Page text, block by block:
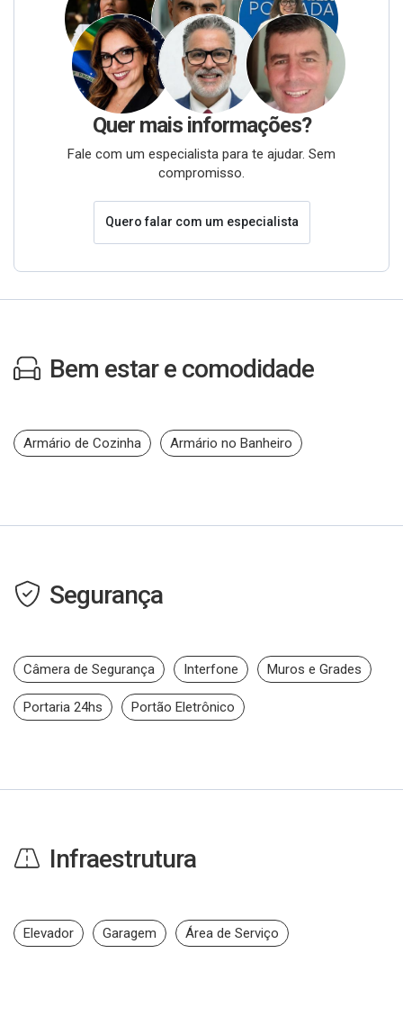
Quer mais informações?
Fale com um especialista para te ajudar. Sem
compromisso.
Quero falar com um especialista
Bem estar e comodidade
Armário de Cozinha Armário no Banheiro
Segurança
Câmera de Segurança Interfone Muros e Grades
Portaria 24hs Portão Eletrônico
Infraestrutura
Elevador Garagem Área de Serviço